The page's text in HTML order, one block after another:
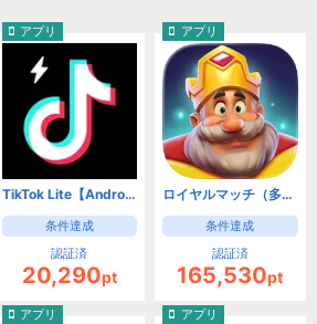
アプリ
TikTok Lite【Android】
条件達成
認証済
20,290pt
アプリ
ロイヤルマッチ（多段階）【Android】
条件達成
認証済
165,530pt
アプリ アプリ